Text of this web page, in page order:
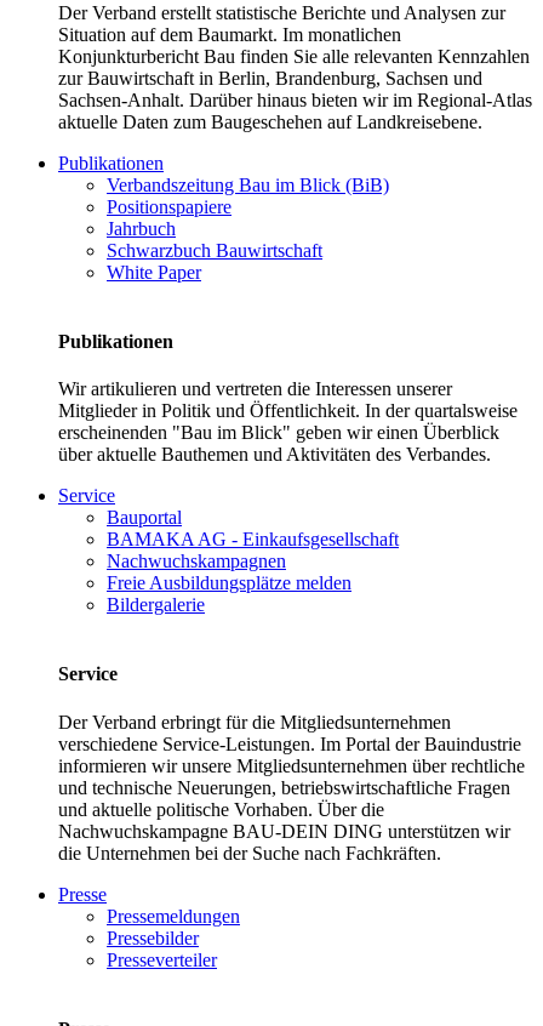
Der Verband erstellt statistische Berichte und Analysen zur
Situation auf dem Baumarkt. Im monatlichen
Konjunkturbericht Bau finden Sie alle relevanten Kennzahlen
zur Bauwirtschaft in Berlin, Brandenburg, Sachsen und
Sachsen-Anhalt. Darüber hinaus bieten wir im Regional-Atlas
aktuelle Daten zum Baugeschehen auf Landkreisebene.
Publikationen
Verbandszeitung Bau im Blick (BiB)
Positionspapiere
Jahrbuch
Schwarzbuch Bauwirtschaft
White Paper
Publikationen
Wir artikulieren und vertreten die Interessen unserer
Mitglieder in Politik und Öffentlichkeit. In der quartalsweise
erscheinenden "Bau im Blick" geben wir einen Überblick
über aktuelle Bauthemen und Aktivitäten des Verbandes.
Service
Bauportal
BAMAKA AG - Einkaufsgesellschaft
Nachwuchskampagnen
Freie Ausbildungsplätze melden
Bildergalerie
Service
Der Verband erbringt für die Mitgliedsunternehmen
verschiedene Service-Leistungen. Im Portal der Bauindustrie
informieren wir unsere Mitgliedsunternehmen über rechtliche
und technische Neuerungen, betriebswirtschaftliche Fragen
und aktuelle politische Vorhaben. Über die
Nachwuchskampagne BAU-DEIN DING unterstützen wir
die Unternehmen bei der Suche nach Fachkräften.
Presse
Pressemeldungen
Pressebilder
Presseverteiler